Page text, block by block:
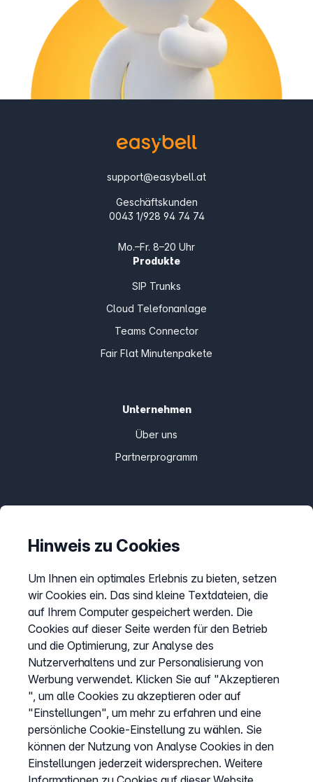
support@easybell.at
Geschäftskunden
0043 1/928 94 74 74
Mo.–Fr. 8–20 Uhr
Produkte
SIP Trunks
Cloud Telefonanlage
Teams Connector
Fair Flat Minutenpakete
Unternehmen
Über uns
Partnerprogramm
Preise
AGB
Datenschutz
Impressum
Cookies anpassen
Service
Hilfecenter
Wissen
Kündigung
Hinweis zu Cookies
Um Ihnen ein optimales Erlebnis zu bieten, setzen
wir Cookies ein. Das sind kleine Textdateien, die
auf Ihrem Computer gespeichert werden. Die
Cookies auf dieser Seite werden für den Betrieb
und die Optimierung, zur Analyse des
Nutzerverhaltens und zur Personalisierung von
Werbung verwendet. Klicken Sie auf "Akzeptieren
", um alle Cookies zu akzeptieren oder auf
"Einstellungen", um mehr zu erfahren und eine
persönliche Cookie-Einstellung zu wählen. Sie
können der Nutzung von Analyse Cookies in den
Einstellungen jederzeit widersprechen. Weitere